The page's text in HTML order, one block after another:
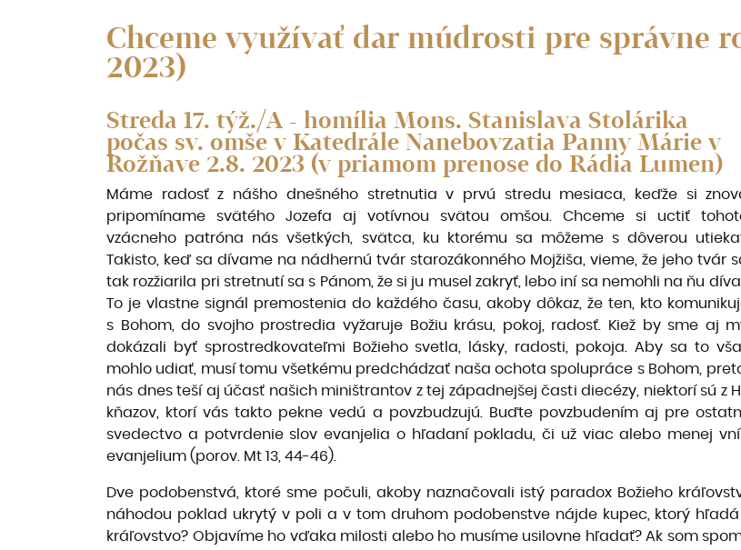
Chceme využívať dar múdrosti pre správne
2023)
Streda 17. týž./A - homília Mons. Stanislava Stolárika
počas sv. omše v Katedrále Nanebovzatia Panny Márie v
Rožňave 2.8. 2023 (v priamom prenose do Rádia Lumen)
Máme radosť z nášho dnešného stretnutia v prvú stredu mesiaca, keďže si
pripomíname svätého Jozefa aj votívnou svätou omšou. Chceme si uctiť
vzácneho patróna nás všetkých, svätca, ku ktorému sa môžeme s dôverou
Takisto, keď sa dívame na nádhernú tvár starozákonného Mojžiša, vieme, že jeho tvár
tak rozžiarila pri stretnutí sa s Pánom, že si ju musel zakryť, lebo iní sa nemohli na ňu
To je vlastne signál premostenia do každého času, akoby dôkaz, že ten, kto
s Bohom, do svojho prostredia vyžaruje Božiu krásu, pokoj, radosť. Kiež by sme aj
dokázali byť sprostredkovateľmi Božieho svetla, lásky, radosti, pokoja. Aby sa to
mohlo udiať, musí tomu všetkému predchádzať naša ochota spolupráce s Bohom,
nás dnes teší aj účasť našich miništrantov z tej západnejšej časti diecézy, niektorí sú z
kňazov, ktorí vás takto pekne vedú a povzbudzujú. Buďte povzbudením aj pre
svedectvo a potvrdenie slov evanjelia o hľadaní pokladu, či už viac alebo menej
evanjelium (porov. Mt 13, 44-46).
Dve podobenstvá, ktoré sme počuli, akoby naznačovali istý paradox Božieho
náhodou poklad ukrytý v poli a v tom druhom podobenstve nájde kupec, ktorý
kráľovstvo? Objavíme ho vďaka milosti alebo ho musíme usilovne hľadať? Ak som